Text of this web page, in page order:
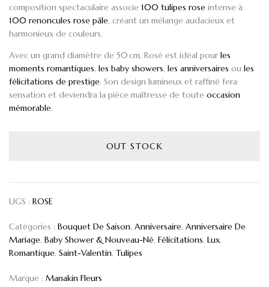
composition spectaculaire associe 100 tulipes rose intense à
100 renoncules rose pâle, créant un mélange audacieux et
harmonieux de couleurs.
Avec un grand diamètre de 50 cm, Rosé est idéal pourles
moments romantiques, les baby showers, les anniversaires ou les
félicitations de prestige. Son design lumineux et raffiné fera
sensation et deviendra la pièce maîtresse de toute occasion
mémorable.
OUT STOCK
UGS : ROSE
Catégories : Bouquet De Saison, Anniversaire, Anniversaire De
Mariage, Baby Shower & Nouveau-Né, Félicitations, Lux,
Romantique, Saint-Valentin, Tulipes
Marque : Manakin Fleurs